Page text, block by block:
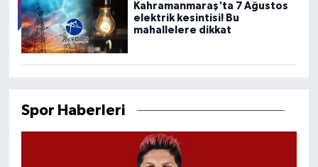
Kahramanmaraş'ta 7 Ağustos
elektrik kesintisi! Bu
mahallelere dikkat
Spor Haberleri